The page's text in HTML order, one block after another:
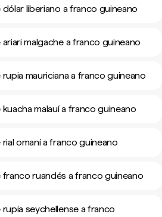
liberiano a franco guineano
malgache a franco guineano
mauriciana a franco guineano
malauí a franco guineano
omaní a franco guineano
ruandés a franco guineano
seychellense a franco